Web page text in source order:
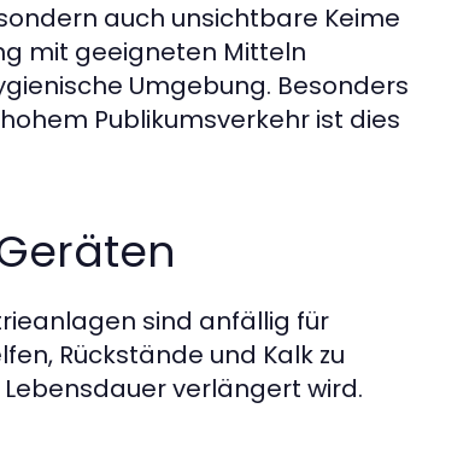
auch unsichtbare Keime
mit geeigneten Mitteln
Umgebung. Besonders
Publikumsverkehr ist dies
sind anfällig für
Rückstände und Kalk zu
verlängert wird.